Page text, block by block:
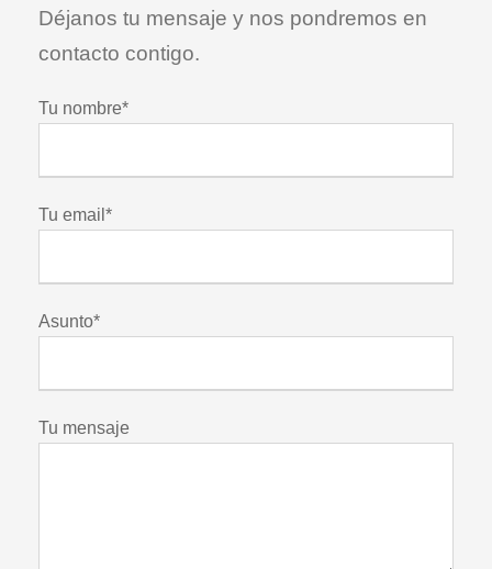
Déjanos tu mensaje y nos pondremos en
contacto contigo.
Tu nombre*
Tu email*
Asunto*
Tu mensaje